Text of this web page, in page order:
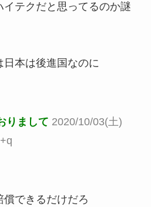
テクだと思ってるのか謎
日本は後進国なのに
りまして 2020/10/03(土)
償できるだけだろ